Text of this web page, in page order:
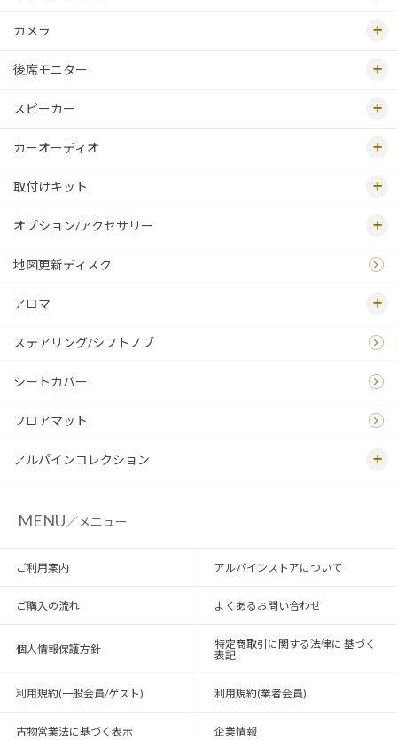
カメラ
後席モニター
スピーカー
カーオーディオ
取付けキット
オプション/アクセサリー
地図更新ディスク
アロマ
ステアリング/シフトノブ
シートカバー
フロアマット
アルパインコレクション
MENU／メニュー
ご利用案内 アルパインストアについて
ご購入の流れ よくあるお問い合わせ
個人情報保護方針
特定商取引に関する法律に 基づく
表記
利用規約(一般会員/ゲスト) 利用規約(業者会員)
古物営業法に基づく表示 企業情報